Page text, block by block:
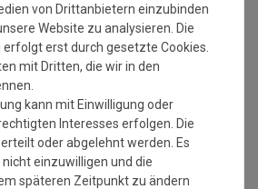
Yachten
Wohnmobile
von Drittanbietern einzubinden
Website zu analysieren. Die
erst durch gesetzte Cookies.
mit Dritten, die wir in den
kann mit Einwilligung oder
Interesses erfolgen. Die
oder abgelehnt werden. Es
einzuwilligen und die
späteren Zeitpunkt zu ändern